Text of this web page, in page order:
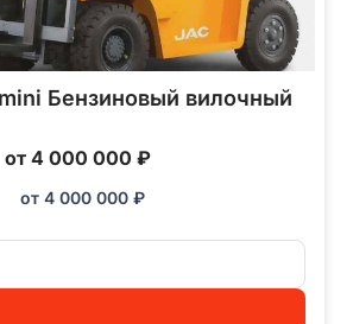
Бензиновый вилочный
от 4 000 000 ₽
от 4 000 000 ₽